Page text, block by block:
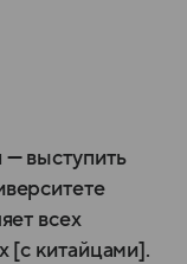
выступить
всех
[с китайцами].